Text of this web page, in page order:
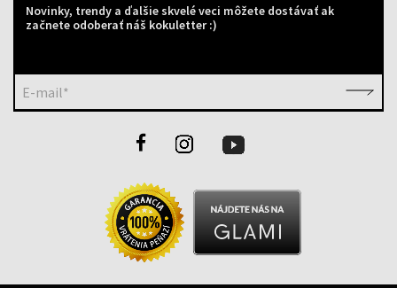
Novinky, trendy a ďalšie skvelé veci môžete dostávať ak
začnete odoberať náš kokuletter :)
E-mail*